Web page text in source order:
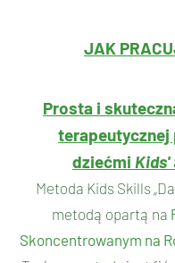
JAK
Prosta i
terapeutycznej
dziećmi Kids'
Metoda Kids Skills
metodą opartą na
Skoncentrowanym na